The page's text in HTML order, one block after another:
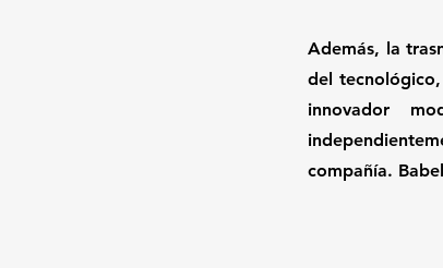
Además, la
del
innovador
compañía.